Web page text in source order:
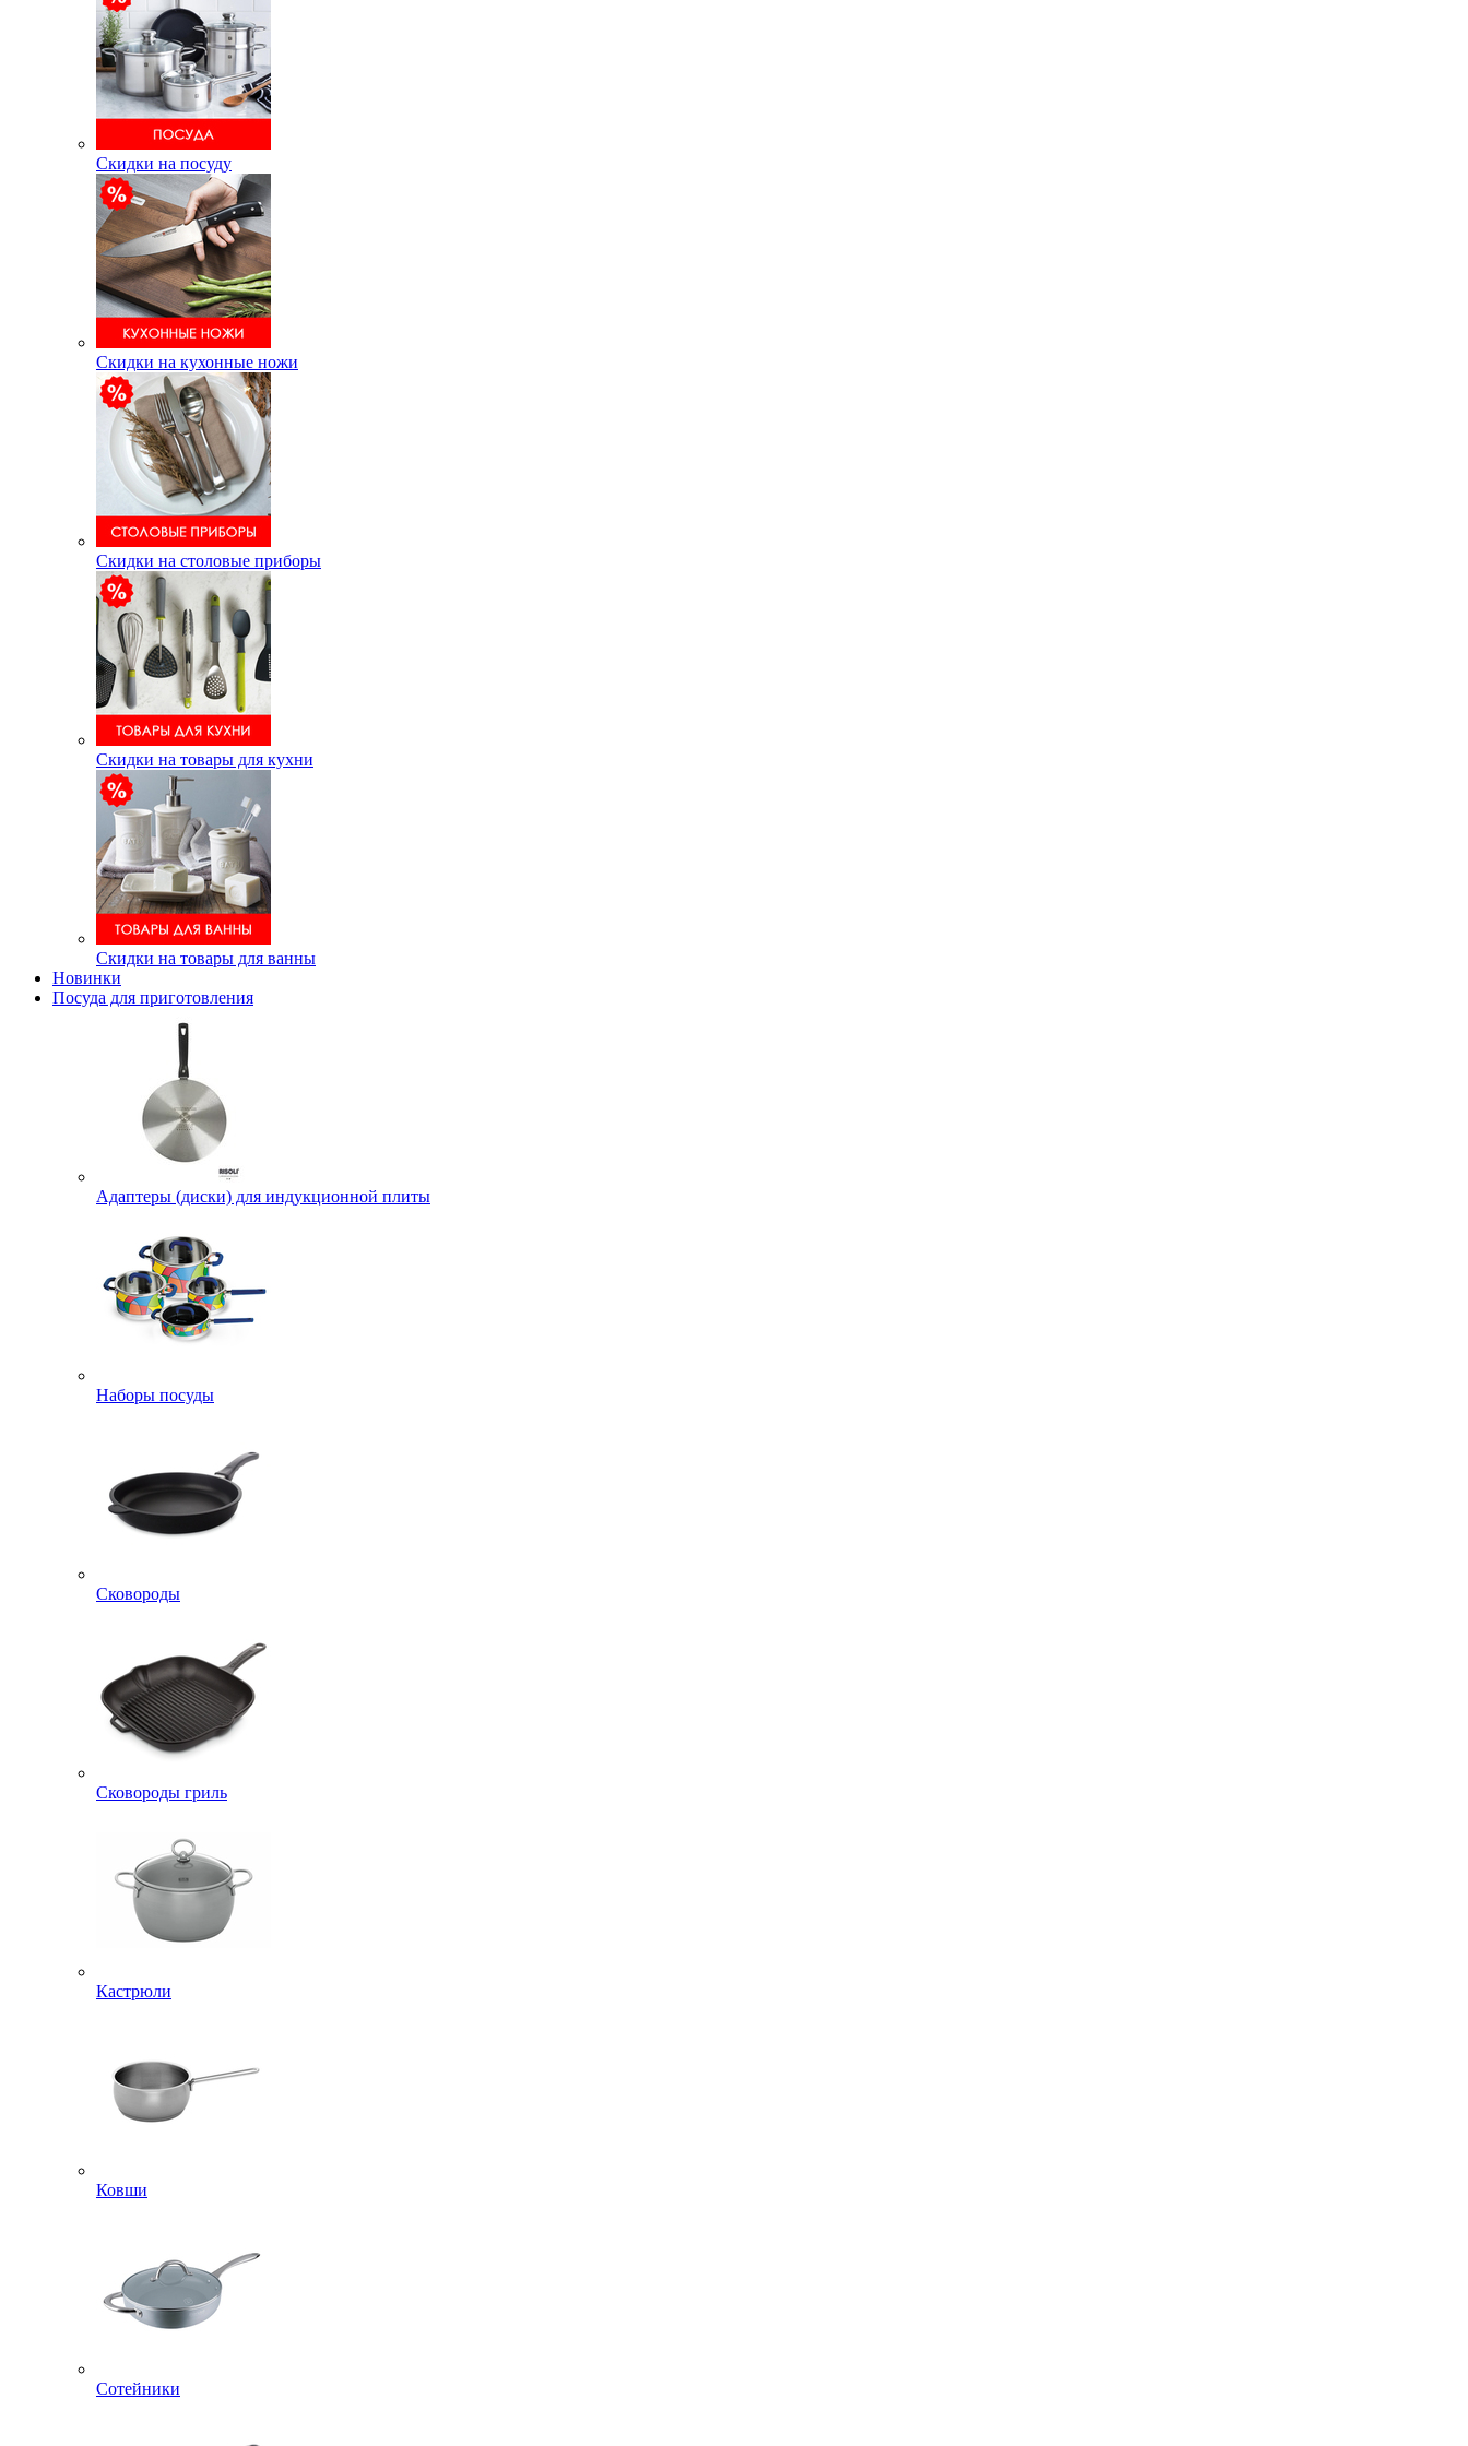
Скидки на посуду
Скидки на кухонные ножи
Скидки на столовые приборы
Скидки на товары для кухни
Скидки на товары для ванны
Новинки
Посуда для приготовления
Адаптеры (диски) для индукционной плиты
Наборы посуды
Сковороды
Сковороды гриль
Кастрюли
Ковши
Сотейники